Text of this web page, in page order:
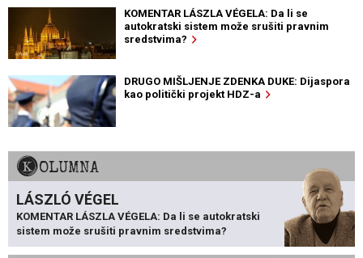
KOMENTAR LÁSZLA VÉGELA: Da li se
autokratski sistem može srušiti pravnim
sredstvima?
DRUGO MIŠLJENJE ZDENKA DUKE: Dijaspora
kao politički projekt HDZ-a
KOLUMNA
LÁSZLÓ VÉGEL
KOMENTAR LÁSZLA VÉGELA: Da li se autokratski
sistem može srušiti pravnim sredstvima?